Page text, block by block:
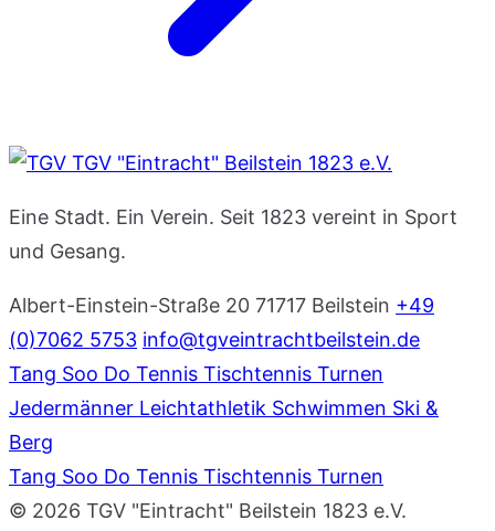
TGV "Eintracht" Beilstein 1823 e.V.
Eine Stadt. Ein Verein. Seit 1823 vereint in Sport
und Gesang.
Albert-Einstein-Straße 20 71717 Beilstein +49
(0)7062 5753 info@tgveintrachtbeilstein.de
Tang Soo Do Tennis Tischtennis Turnen
Jedermänner Leichtathletik Schwimmen Ski &
Berg
Tang Soo Do Tennis Tischtennis Turnen
© 2026 TGV "Eintracht" Beilstein 1823 e.V.